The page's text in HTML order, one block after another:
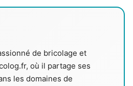
de bricolage et
où il partage ses
les domaines de